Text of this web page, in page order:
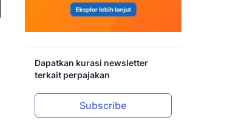
Dapatkan kurasi newsletter
terkait perpajakan
Subscribe